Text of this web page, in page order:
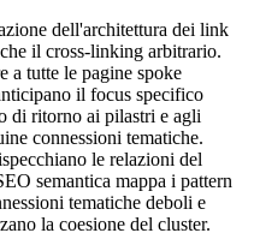
dell'architettura dei link
il cross-linking arbitrario.
a tutte le pagine spoke
il focus specifico
di ritorno ai pilastri e agli
connessioni tematiche.
le relazioni del
semantica mappa i pattern
tematiche deboli e
la coesione del cluster.